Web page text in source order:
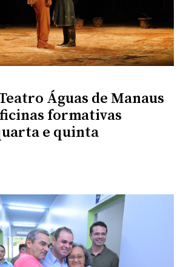
Águas de Manaus
formativas
e quinta